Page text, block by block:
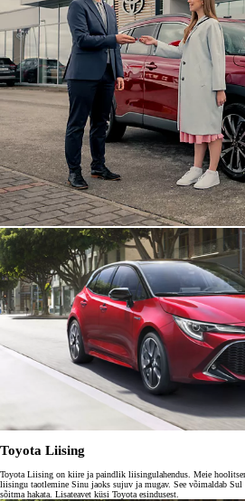
Toyota Liising
Toyota Liising on kiire ja paindlik liisingulahendus. Meie
liisingu taotlemine Sinu jaoks sujuv ja mugav. See võimaldab Sul
sõitma hakata. Lisateavet küsi Toyota esindusest.